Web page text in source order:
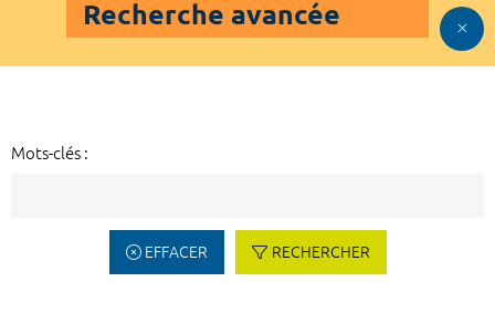
Recherche avancée
Mots-clés :
EFFACER RECHERCHER